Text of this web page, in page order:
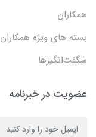
همکاران
بسته های ویژه همکاران
شگفت‌انگیزها
عضویت در خبرنامه